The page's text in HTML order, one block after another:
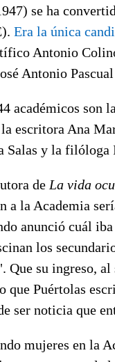
se ha
Era la única
Antonio
Antonio
académicos son
escritora Ana
y la filóloga
de La vida
a la Academia
anunció cuál
los
Que su ingreso,
que Puértolas
ser noticia que
mujeres en la